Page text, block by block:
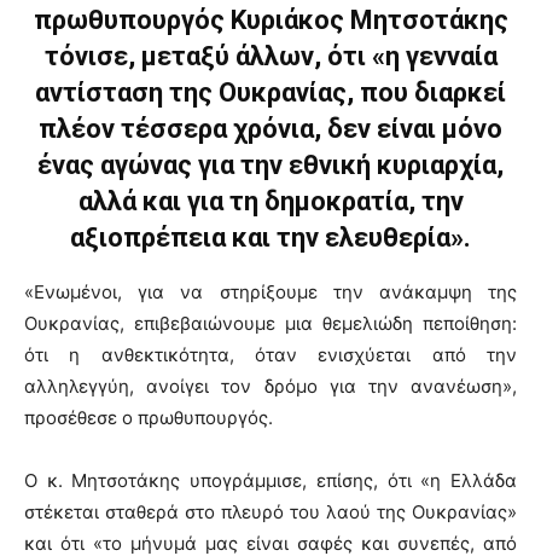
πρωθυπουργός Κυριάκος Μητσοτάκης
τόνισε, μεταξύ άλλων, ότι «η γενναία
αντίσταση της Ουκρανίας, που διαρκεί
πλέον τέσσερα χρόνια, δεν είναι μόνο
ένας αγώνας για την εθνική κυριαρχία,
αλλά και για τη δημοκρατία, την
αξιοπρέπεια και την ελευθερία».
«Ενωμένοι, για να στηρίξουμε την ανάκαμψη της
Ουκρανίας, επιβεβαιώνουμε μια θεμελιώδη πεποίθηση:
ότι η ανθεκτικότητα, όταν ενισχύεται από την
αλληλεγγύη, ανοίγει τον δρόμο για την ανανέωση»,
προσέθεσε ο πρωθυπουργός.
Ο κ. Μητσοτάκης υπογράμμισε, επίσης, ότι «η Ελλάδα
στέκεται σταθερά στο πλευρό του λαού της Ουκρανίας»
και ότι «το μήνυμά μας είναι σαφές και συνεπές, από